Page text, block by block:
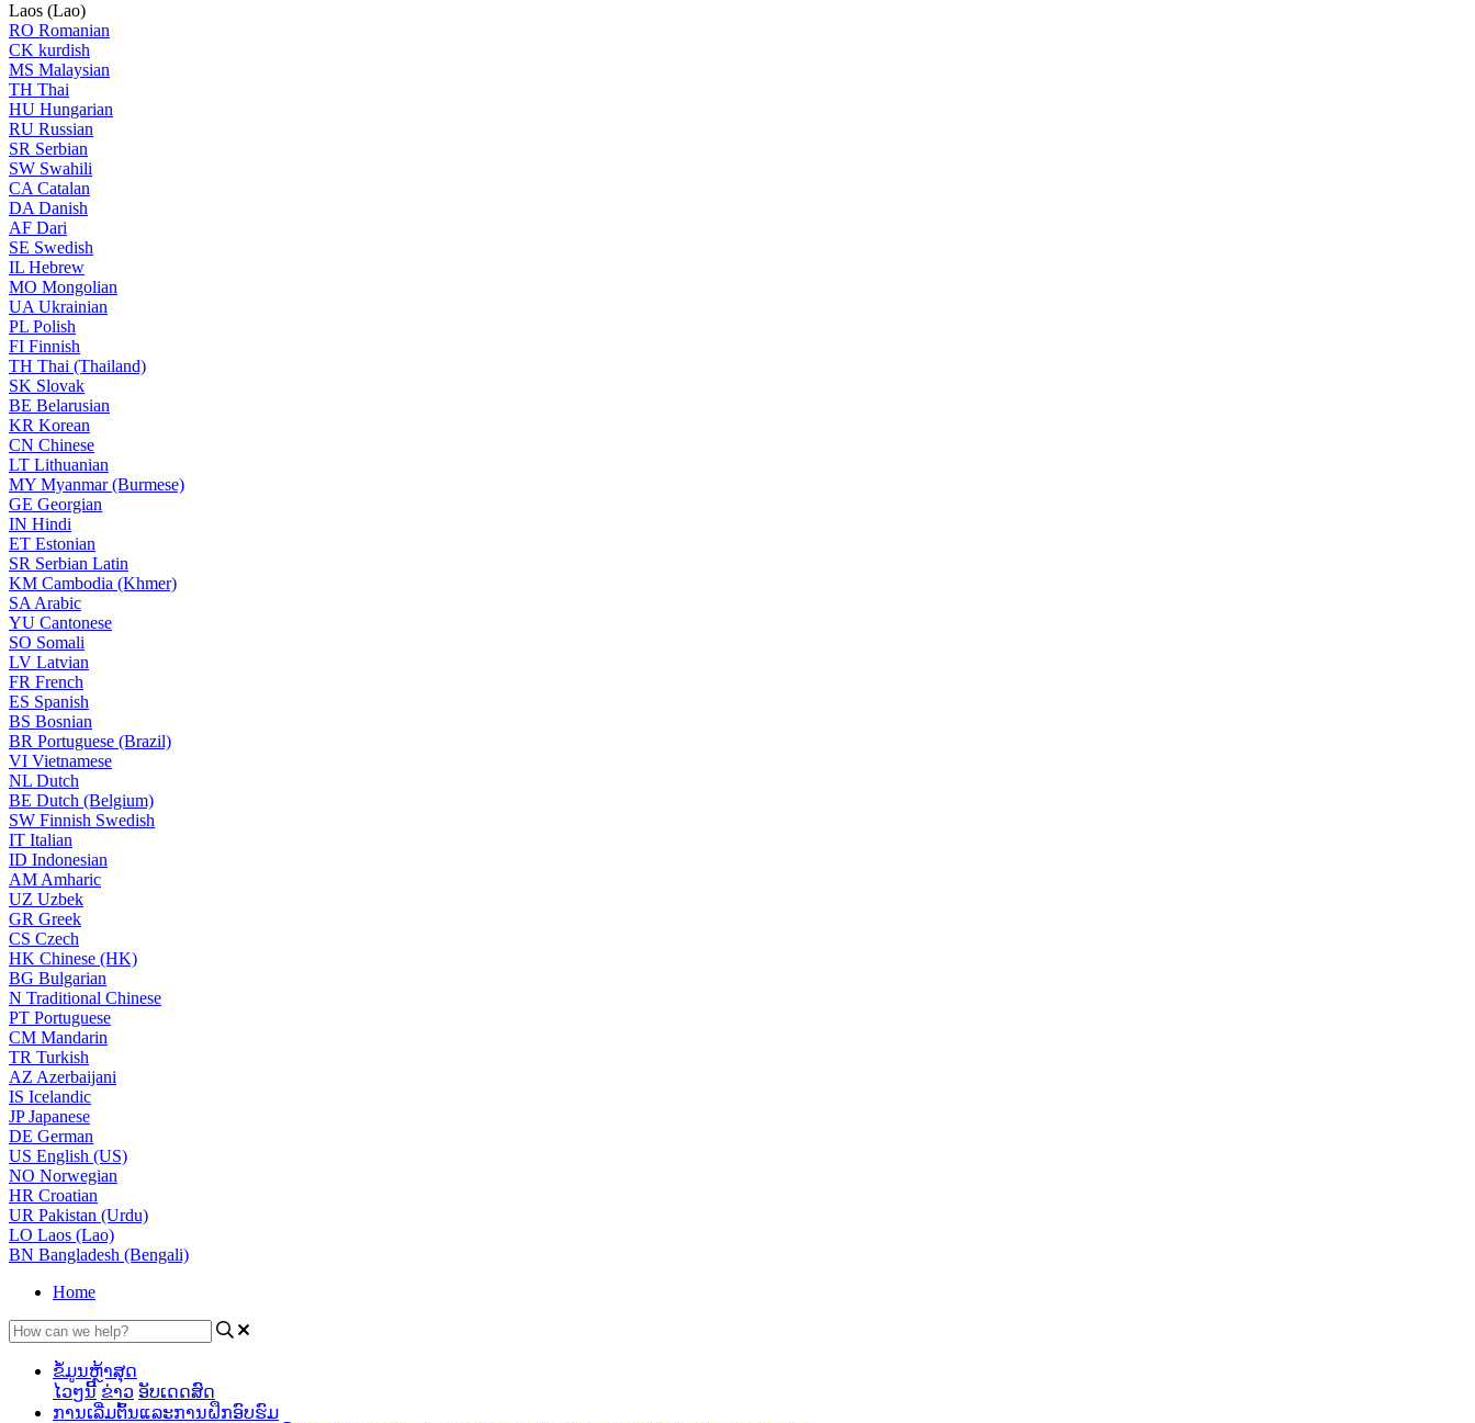
Laos (Lao)
RO Romanian
CK kurdish
MS Malaysian
TH Thai
HU Hungarian
RU Russian
SR Serbian
SW Swahili
CA Catalan
DA Danish
AF Dari
SE Swedish
IL Hebrew
MO Mongolian
UA Ukrainian
PL Polish
FI Finnish
TH Thai (Thailand)
SK Slovak
BE Belarusian
KR Korean
CN Chinese
LT Lithuanian
MY Myanmar (Burmese)
GE Georgian
IN Hindi
ET Estonian
SR Serbian Latin
KM Cambodia (Khmer)
SA Arabic
YU Cantonese
SO Somali
LV Latvian
FR French
ES Spanish
BS Bosnian
BR Portuguese (Brazil)
VI Vietnamese
NL Dutch
BE Dutch (Belgium)
SW Finnish Swedish
IT Italian
ID Indonesian
AM Amharic
UZ Uzbek
GR Greek
CS Czech
HK Chinese (HK)
BG Bulgarian
N Traditional Chinese
PT Portuguese
CM Mandarin
TR Turkish
AZ Azerbaijani
IS Icelandic
JPJapanese
DE German
US English (US)
NO Norwegian
HR Croatian
UR Pakistan (Urdu)
LO Laos (Lao)
BN Bangladesh (Bengali)
Home
ຂໍ້ມູນຫຼ້າສຸດ
ໄວໆນີ້ ຂ່າວ ອັບເດດສົດ
ການເລີ່ມຕົ້ນແລະການຝຶກອົບຮົມ